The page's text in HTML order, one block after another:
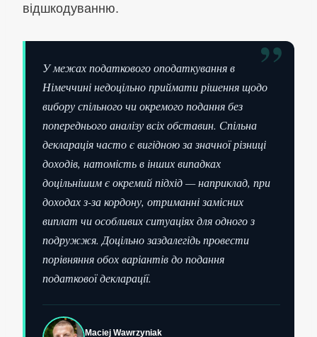
відшкодуванню.
”
У межах податкового оподаткування в
Німеччині недоцільно приймати рішення щодо
вибору спільного чи окремого подання без
попереднього аналізу всіх обставин. Спільна
декларація часто є вигідною за значної різниці
доходів, натомість в інших випадках
доцільнішим є окремий підхід — наприклад, при
доходах з-за кордону, отриманні замісних
виплат чи особливих ситуаціях для одного з
подружжя. Доцільно заздалегідь провести
порівняння обох варіантів до подання
податкової декларації.
Maciej Wawrzyniak